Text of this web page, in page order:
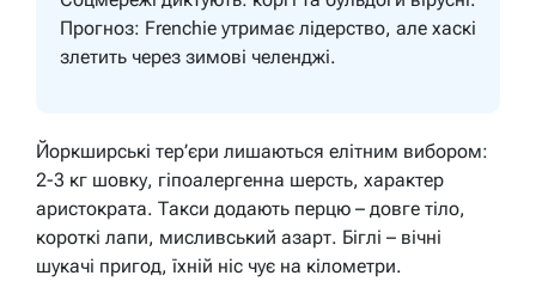
Прогноз: Frenchie утримає лідерство, але хаскі
злетить через зимові челенджі.
Йоркширські тер’єри лишаються елітним вибором:
2-3 кг шовку, гіпоалергенна шерсть, характер
аристократа. Такси додають перцю – довге тіло,
короткі лапи, мисливський азарт. Біглі – вічні
шукачі пригод, їхній ніс чує на кілометри.